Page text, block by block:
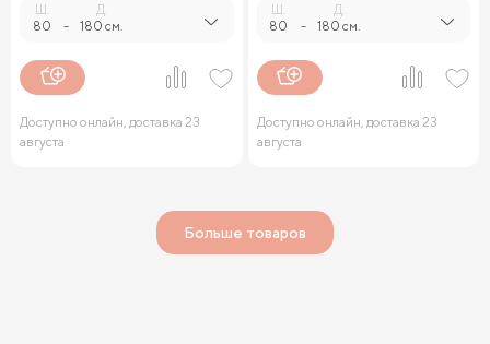
Ш.
80 -
Д.
180 см.
Доступно онлайн, доставка 23
августа
Ш.
80 -
Д.
180 см.
Доступно онлайн, доставка 23
августа
Больше товаров